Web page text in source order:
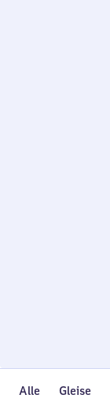
Alle Gleise